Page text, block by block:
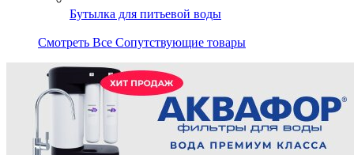
Бутылка для питьевой воды
Смотреть Все Сопутствующие товары